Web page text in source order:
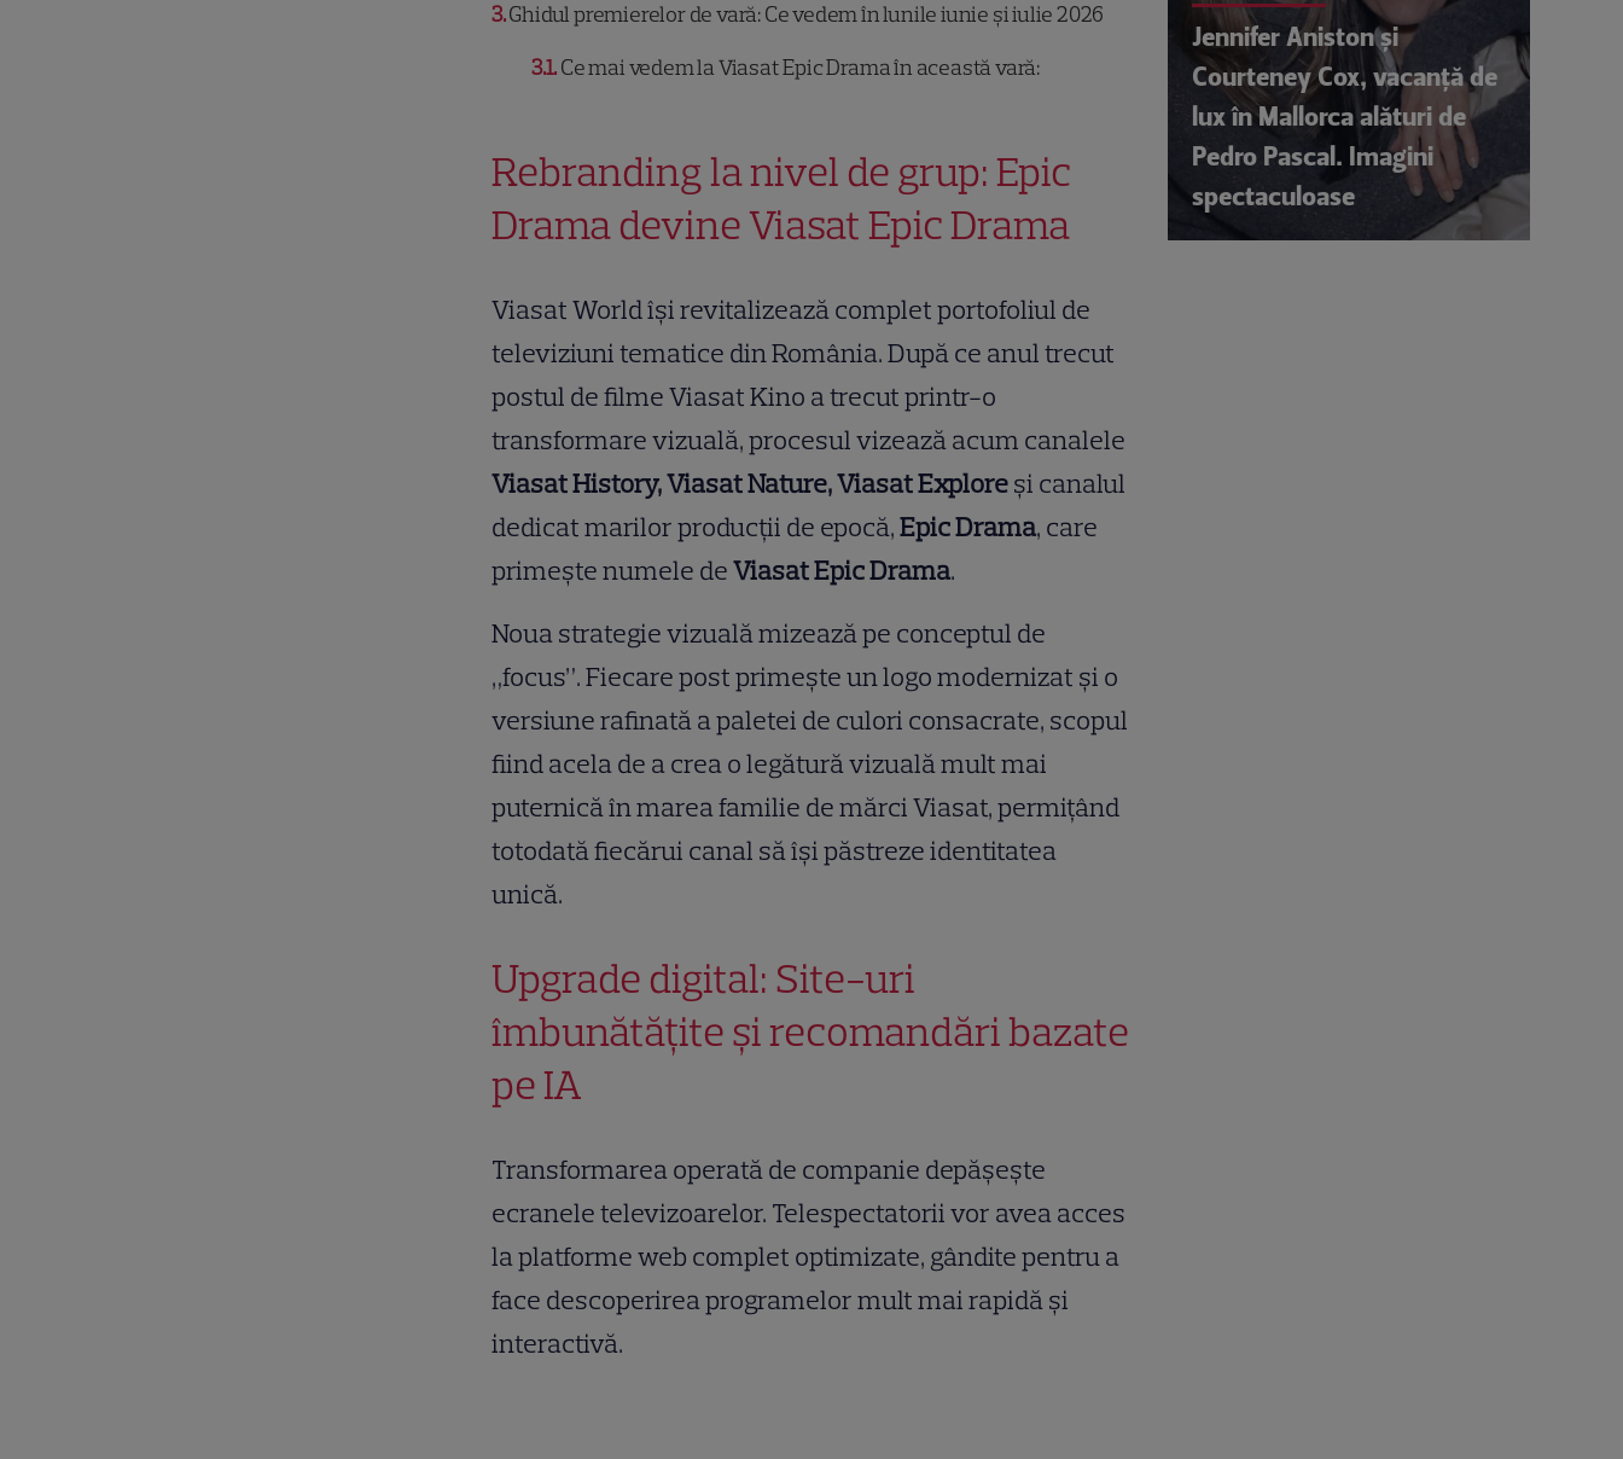
3Ghidul premierelor de vară: Ce vedem în lunile iunie și iulie 2026
3.1 Ce mai vedem la Viasat Epic Drama în această vară:
Rebranding la nivel de grup: Epic
Drama devine Viasat Epic Drama
Viasat World își revitalizează complet portofoliul de
televiziuni tematice din România. După ce anul trecut
postul de filme Viasat Kino a trecut printr-o
transformare vizuală, procesul vizează acum canalele
Viasat History, Viasat Nature, Viasat Exploreși canalul
dedicat marilor producții de epocă,Epic Drama, care
primește numele deViasat Epic Drama.
Noua strategie vizuală mizează pe conceptul de
„focus”. Fiecare post primește un logo modernizat și o
versiune rafinată a paletei de culori consacrate, scopul
fiind acela de a crea o legătură vizuală mult mai
puternică în marea familie de mărci Viasat, permițând
totodată fiecărui canal să își păstreze identitatea
unică.
Upgrade digital: Site-uri
îmbunătățite și recomandări bazate
pe IA
Transformarea operată de companie depășește
ecranele televizoarelor. Telespectatorii vor avea acces
la platforme web complet optimizate, gândite pentru a
face descoperirea programelor mult mai rapidă și
interactivă.
Jennifer Aniston și
Courteney Cox, vacanță de
lux în Mallorca alături de
Pedro Pascal. Imagini
spectaculoase